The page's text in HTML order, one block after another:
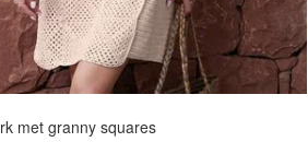
met granny squares